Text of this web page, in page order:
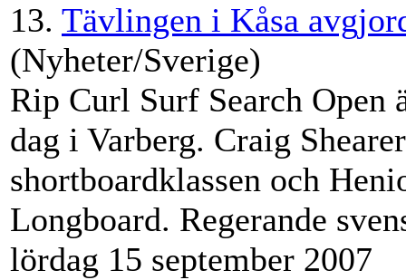
13. Tävlingen i Kåsa
(Nyheter/Sverige)
Rip Curl Surf Search Open
dag i Varberg. Craig
shortboardklassen och
Longboard. Regerande
lördag 15 september 2007